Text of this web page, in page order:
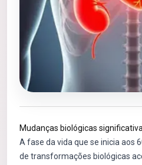
Mudanças biológicas
A fase da vida que se inicia aos
de transformações biológicas